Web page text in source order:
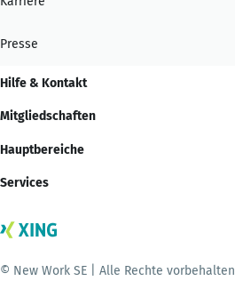
Presse
Hilfe & Kontakt
Mitgliedschaften
Hauptbereiche
Services
© New Work SE | Alle Rechte vorbehalten